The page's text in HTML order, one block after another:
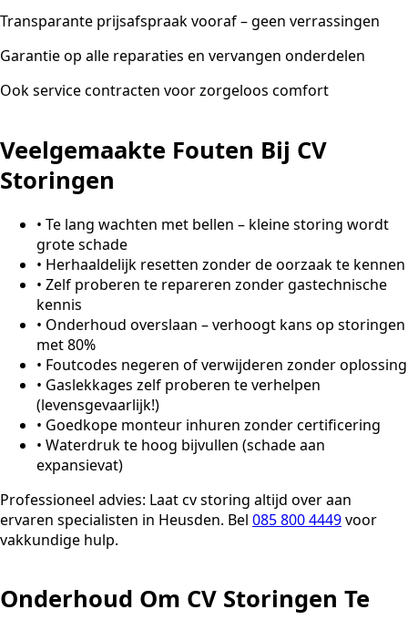
Transparante prijsafspraak vooraf – geen verrassingen
Garantie op alle reparaties en vervangen onderdelen
Ook service contracten voor zorgeloos comfort
Veelgemaakte Fouten Bij CV
Storingen
• Te lang wachten met bellen – kleine storing wordt
grote schade
• Herhaaldelijk resetten zonder de oorzaak te kennen
• Zelf proberen te repareren zonder gastechnische
kennis
• Onderhoud overslaan – verhoogt kans op storingen
met 80%
• Foutcodes negeren of verwijderen zonder oplossing
• Gaslekkages zelf proberen te verhelpen
(levensgevaarlijk!)
• Goedkope monteur inhuren zonder certificering
• Waterdruk te hoog bijvullen (schade aan
expansievat)
Professioneel advies: Laat cv storing altijd over aan
ervaren specialisten in Heusden. Bel 085 800 4449voor
vakkundige hulp.
Onderhoud Om CV Storingen Te